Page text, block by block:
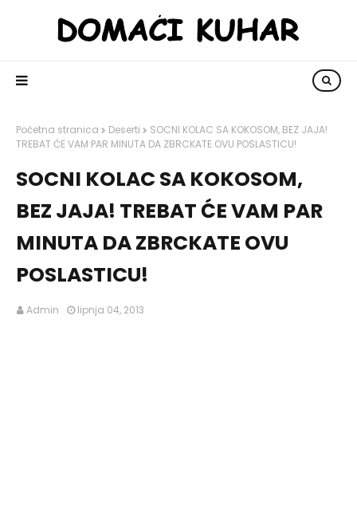
Početna stranica Deserti
SOCNI KOLAC SA KOKOSOM, BEZ JAJA!
TREBAT ĆE VAM PAR MINUTA DA ZBRCKATE OVU POSLASTICU!
SOCNI KOLAC SA KOKOSOM,
BEZ JAJA! TREBAT ĆE VAM PAR
MINUTA DA ZBRCKATE OVU
POSLASTICU!
Admin lipnja 04, 2013